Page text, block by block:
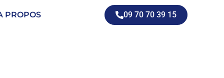
PROPOS 09 70 70 39 15